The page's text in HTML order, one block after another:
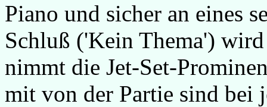
Piano und sicher an eines
Schluß ('Kein Thema')
nimmt die Jet-Set-
mit von der Partie sind bei